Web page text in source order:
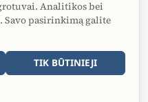
Analitikos bei
pasirinkimą galite
TIK BŪTINIEJI